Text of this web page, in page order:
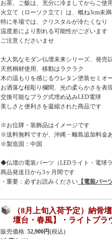
お茶、ご飯は、充分に冷ましてからご使
火立て（ローソク立て）は、概ね3cm未
特に冬場では、クリスタルが冷たくなり
温度差により割れる可能性がございます
ご注意くださいませ
大人気なモダン仏壇未来シリーズ、発売
天然桐材使用、移動はラクラク
木の温もりを感じるウレタン塗装セミオ
お洒落な桜彫り欄間、光の柔らかさを表
交換可能なプラグ式埋め込みLED電球
美しさと便利さを凝縮された商品です
※お位牌・装飾品はイメージです
※送料無料ですが、沖縄・離島追加料金
※製造国：中国
◆仏壇の電装パーツ（LEDライト・電球
商品発送日から3ヶ月間です
・重要：必ずお読みください 【電装パー
（8月上旬入荷予定）納骨
壇台・春風】・ライトブラ
販売価格: 52,900円(税込)